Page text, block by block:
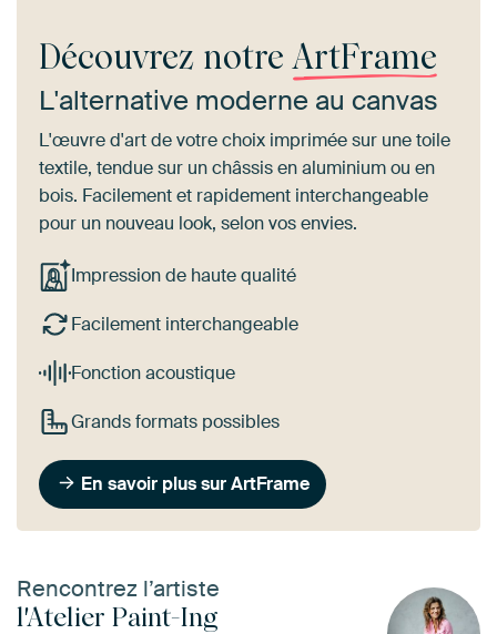
Découvrez notreArtFrame
L'alternative moderne au canvas
L'œuvre d'art de votre choix imprimée sur une toile
textile, tendue sur un châssis en aluminium ou en
bois. Facilement et rapidement interchangeable
pour un nouveau look, selon vos envies.
Impression de haute qualité
Facilement interchangeable
Fonction acoustique
Grands formats possibles
En savoir plus sur ArtFrame
Rencontrez l’artiste
l'Atelier Paint-Ing